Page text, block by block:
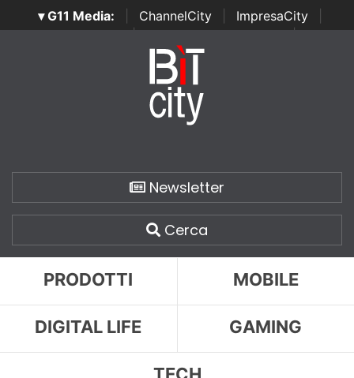
▾ G11 Media: ChannelCity ImpresaCity
SecurityOpenLab | Italian Channel Awards | Italian
Italian Security Awards
Newsletter
Cerca
PRODOTTI MOBILE
DIGITAL LIFE GAMING